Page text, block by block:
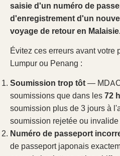
saisie d'un numéro de
d'enregistrement d'un
voyage de retour en
Évitez ces erreurs avant votre
Lumpur ou Penang :
Soumission trop tôt—
soumissions que dans les72
soumission plus de 3 jours à
soumission rejetée ou invalide
Numéro de passeport
de passeport japonais